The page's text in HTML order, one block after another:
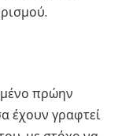
πρώην
έχουν γραφτεί